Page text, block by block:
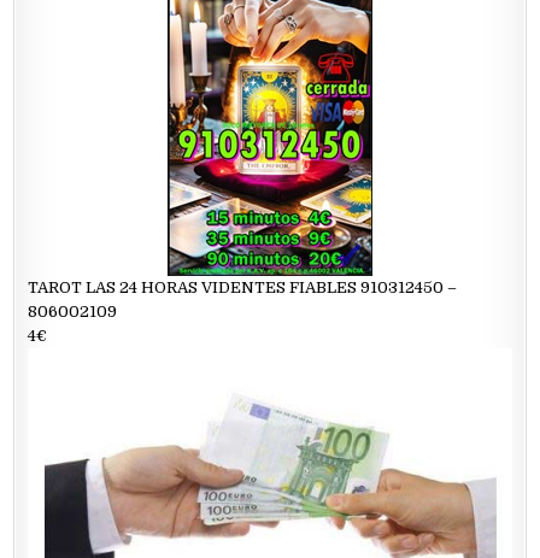
TAROT LAS 24 HORAS VIDENTES FIABLES 910312450 –
806002109
4€